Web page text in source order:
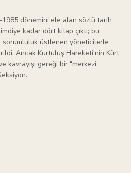
dönemini ele alan sözlü tarih
kadar dört kitap çıktı; bu
sorumluluk üstlenen yöneticilerle
Ancak Kurtuluş Hareketi'nin Kürt
kavrayışı gereği bir "merkezi